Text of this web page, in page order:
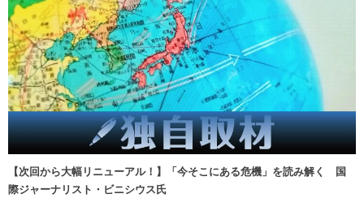
【次回から大幅リニューアル！】「今そこにある危機」を読み解く 国
際ジャーナリスト・ビニシウス氏